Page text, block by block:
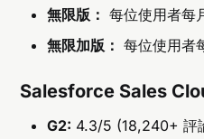
無限版： 每位使用者每
無限加版： 每位使用者
Salesforce Sales
G2: 4.3/5 (18,240+ 評